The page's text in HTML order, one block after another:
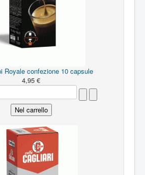
Royale confezione 10 capsule
4,95 €